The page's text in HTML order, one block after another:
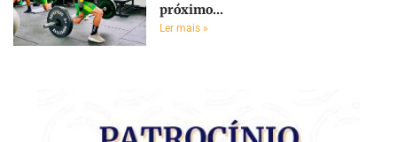
próximo...
Ler mais »